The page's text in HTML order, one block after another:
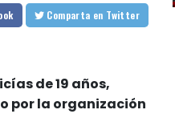
Comparta en Twitter
de 19 años,
por la organización